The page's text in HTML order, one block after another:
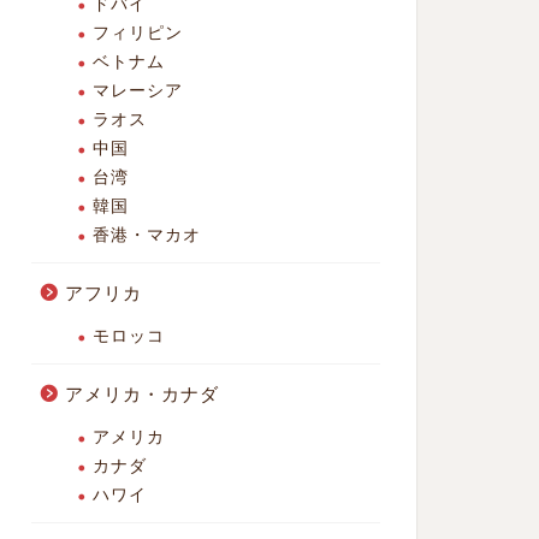
ドバイ
フィリピン
ベトナム
マレーシア
ラオス
中国
台湾
韓国
香港・マカオ
アフリカ
モロッコ
アメリカ・カナダ
アメリカ
カナダ
ハワイ